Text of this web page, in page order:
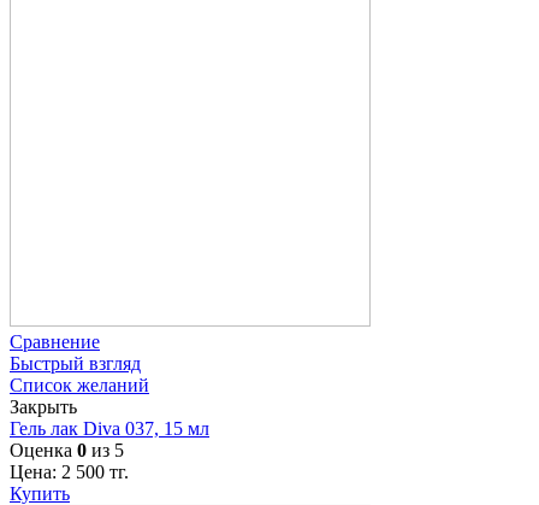
Сравнение
Быстрый взгляд
Список желаний
Закрыть
Гель лак Diva 037, 15 мл
Оценка 0 из 5
Цена: 2 500 тг.
Купить